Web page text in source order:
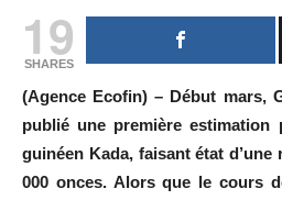
19
SHARES
(Agence Ecofin) – Début mars,
publié une première
guinéen Kada, faisant état d’une
000 onces. Alors que le cours